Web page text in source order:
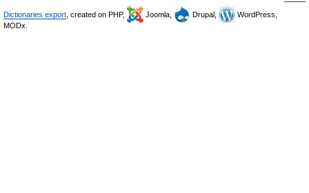
Dictionaries export , created on PHP, Joomla, Drupal,
WordPress,
MODx.